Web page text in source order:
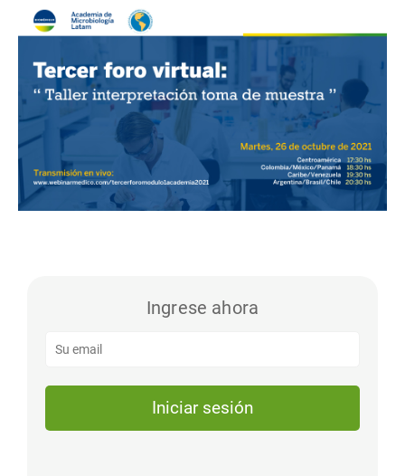
Ingrese ahora
Iniciar sesión